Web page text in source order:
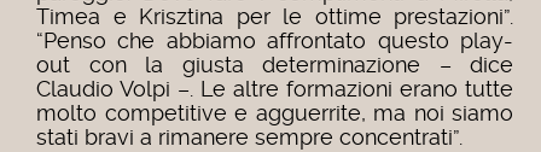
Timea e Krisztina per le ottime prestazioni”.
“Penso che abbiamo affrontato questo play-
out con la giusta determinazione – dice
Claudio Volpi –. Le altre formazioni erano tutte
molto competitive e agguerrite, ma noi siamo
stati bravi a rimanere sempre concentrati”.